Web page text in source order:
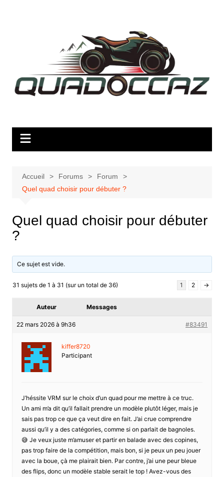
Accueil Forums
Forum
Quel quad choisir pour débuter ?
Quel quad choisir pour débuter
?
Ce sujet est vide.
31 sujets de 1 à 31 (sur un total de 36) 1 2 →
Auteur Messages
22 mars 2026 à 9h36 #83491
kiffer8720
Participant
J’héssite VRM sur le choix d’un quad pour me mettre à ce truc.
Un ami m’a dit qu’il fallait prendre un modèle plutôt léger, mais je
sais pas trop ce que ça veut dire en fait. J’ai crue comprendre
aussi qu’il y a des catégories, comme si on parlait de bagnoles.
😅 Je veux juste m’amuser et partir en balade avec des copines,
pas trop faire de la compétition, mais bon, si je peux un peu jouer
avec la boue, çà me plairait bien. Par contre, j’ai une peur bleue
des flips, donc un modèle stable serait le top ! Avez-vous des